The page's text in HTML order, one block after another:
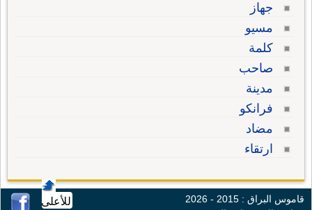
جهاز
مسيو
كلمة
صاحب
مدينة
فرانكو
مضاد
ارتقاء
للأعلى
قاموس البراق : 2015 - 2026